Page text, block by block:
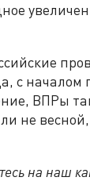
с
ВПРы
не
на наш